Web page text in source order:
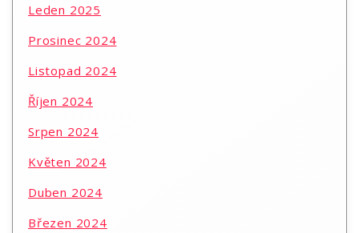
Leden 2025
Prosinec 2024
Listopad 2024
Říjen 2024
Srpen 2024
Květen 2024
Duben 2024
Březen 2024